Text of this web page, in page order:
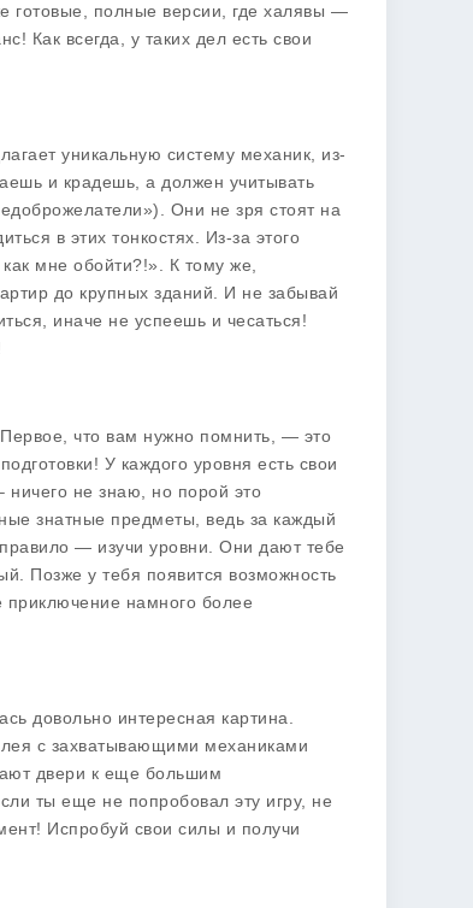
готовые, полные версии, где халявы —
Как всегда, у таких дел есть свои
уникальную систему механик, из-
и крадешь, а должен учитывать
Они не зря стоят на
в этих тонкостях. Из-за этого
мне обойти?!». К тому же,
до крупных зданий. И не забывай
иначе не успеешь и чесаться!
что вам нужно помнить, — это
У каждого уровня есть свои
ничего не знаю, но порой это
знатные предметы, ведь за каждый
— изучи уровни. Они дают тебе
Позже у тебя появится возможность
приключение намного более
довольно интересная картина.
с захватывающими механиками
двери к еще большим
ты еще не попробовал эту игру, не
Испробуй свои силы и получи